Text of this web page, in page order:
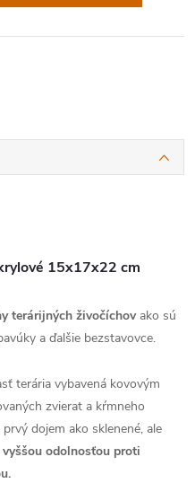
15x17x22 cm
terárijných živočíchovako sú
a ďalšie bezstavovce.
terária vybavená kovovým
zvierat a kŕmneho
dojem ako sklenené, ale
odolnosťou proti